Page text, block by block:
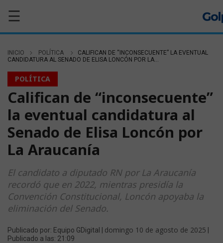
☰
INICIO POLÍTICA
CALIFICAN DE “INCONSECUENTE” LA EVENTUAL
CANDIDATURA AL SENADO DE ELISA LONCÓN POR LA...
POLÍTICA
Califican de “inconsecuente”
la eventual candidatura al
Senado de Elisa Loncón por
La Araucanía
El candidato a diputado RN por La Araucanía
recordó que en 2022, mientras presidía la
Convención Constitucional, Loncón apoyaba la
eliminación del Senado.
Publicado por: Equipo GDigital | domingo 10 de agosto de 2025
Publicado a las: 21:09